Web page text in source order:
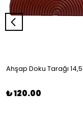
Ahşap Doku Tarağı
₺ 120.00